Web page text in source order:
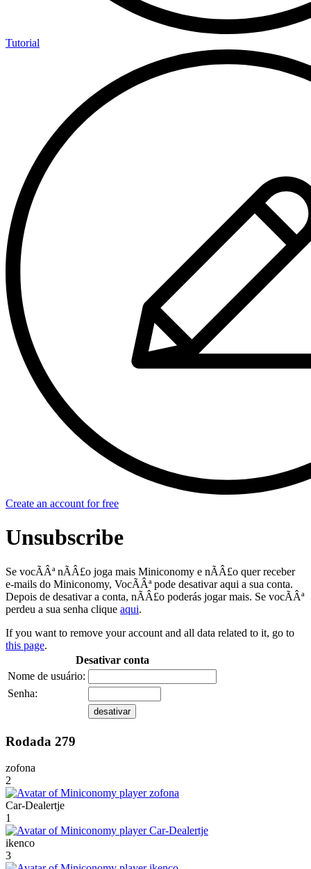
Tutorial
Create an account for free
Unsubscribe
Se vocÃÂª nÃÂ£o joga mais Miniconomy e nÃÂ£o quer receber
e-mails do Miniconomy, VocÃÂª pode desativar aqui a sua conta.
Depois de desativar a conta, nÃÂ£o poderás jogar mais. Se vocÃÂª
perdeu a sua senha clique aqui.
If you want to remove your account and all data related to it, go to
this page.
Desativar conta
Nome de usuário:
Senha:
Rodada 279
zofona
2
Car-Dealertje
1
ikenco
3